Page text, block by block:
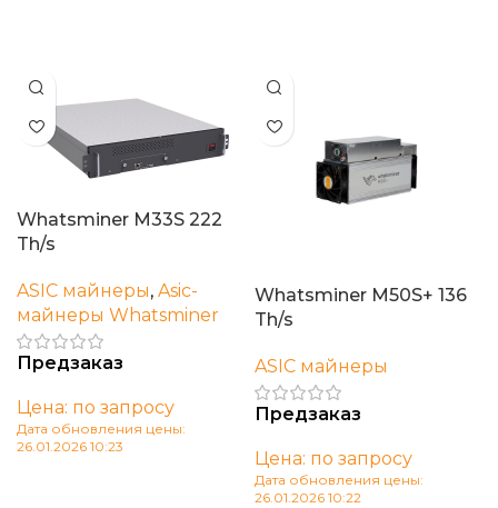
Whatsminer M33S 222
Th/s
ASIC майнеры, Asic-
майнеры Whatsminer
Предзаказ
Цена: по запросу
Дата обновления цены:
26.01.2026 10:23
Whatsminer M50S+ 136
Th/s
ASIC майнеры
Предзаказ
Цена: по запросу
Дата обновления цены:
26.01.2026 10:22